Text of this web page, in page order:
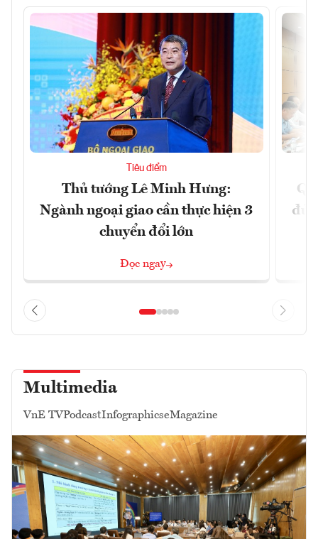
Tiêu điểm
Thủ tướng Lê Minh Hưng:
Ngành ngoại giao cần thực hiện 3
chuyển đổi lớn
Đọc ngay
đủ
Multimedia
VnE TVPodcastInfographicseMagazine